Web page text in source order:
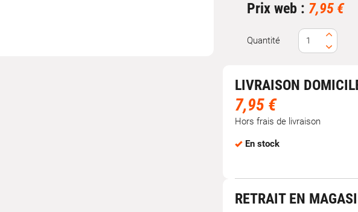
Prix web : 7,95 €
Quantité
LIVRAISON
7,95 €
Hors frais de livraison
En stock
RETRAIT EN